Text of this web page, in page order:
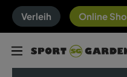
Verleih Online